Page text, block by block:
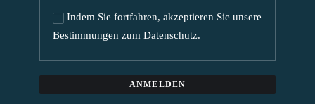
Indem Sie fortfahren, akzeptieren Sie unsere
Bestimmungen zum Datenschutz.